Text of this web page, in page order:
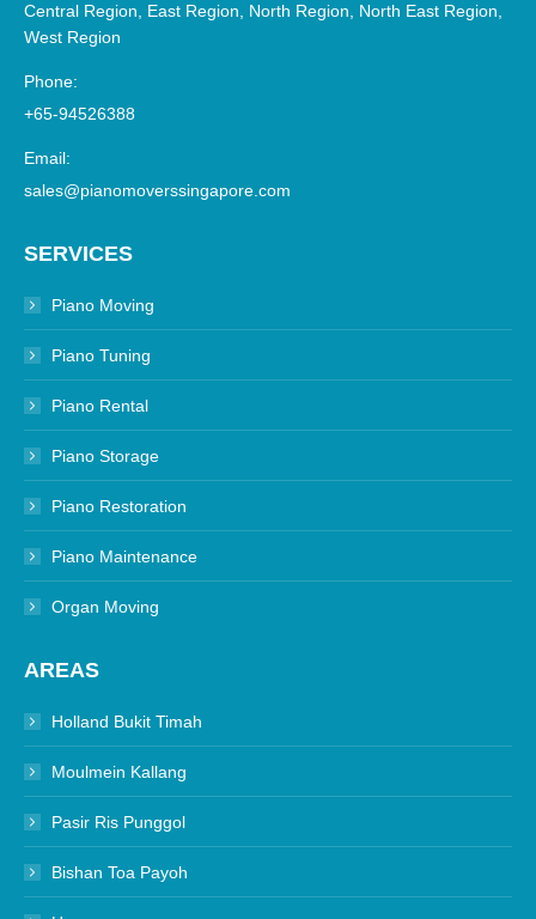
Central Region, East Region, North Region, North East Region,
West Region
Phone:
+65-94526388
Email:
sales@pianomoverssingapore.com
SERVICES
Piano Moving
Piano Tuning
Piano Rental
Piano Storage
Piano Restoration
Piano Maintenance
Organ Moving
AREAS
Holland Bukit Timah
Moulmein Kallang
Pasir Ris Punggol
Bishan Toa Payoh